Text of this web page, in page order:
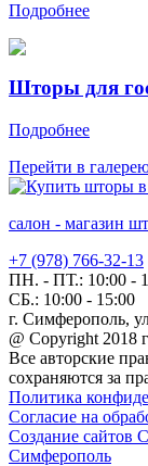
Подробнее
Шторы для
Подробнее
Перейти в
салон - магазин
+7 (978) 766-32-13
ПН. - ПТ.: 10:00 -
СБ.: 10:00 - 15:00
г. Симферополь,
@ Copyright 2018
Все авторские
сохраняются за
Политика
Согласие на
Создание сайтов
Симферополь